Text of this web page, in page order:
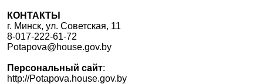
КОНТАКТЫ
г. Минск, ул. Советская, 11
8-017-222-61-72
Potapova@house.gov.by
Персональный сайт:
http://Potapova.house.gov.by